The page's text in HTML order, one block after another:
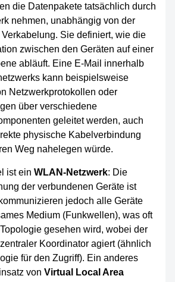
die Datenpakete tatsächlich durch
nehmen, unabhängig von der
Sie definiert, wie die
zwischen den Geräten auf einer
abläuft. Eine E-Mail innerhalb
kann beispielsweise
Netzwerkprotokollen oder
über verschiedene
geleitet werden, auch
physische Kabelverbindung
Weg nahelegen würde.
ist ein WLAN-Netzwerk: Die
der verbundenen Geräte ist
jedoch alle Geräte
Medium (Funkwellen), was oft
gesehen wird, wobei der
Koordinator agiert (ähnlich
für den Zugriff). Ein anderes
von Virtual Local Area